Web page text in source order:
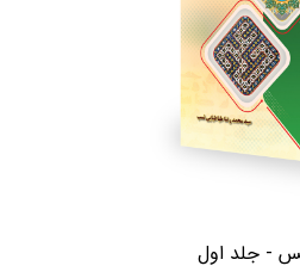
- جلد اول